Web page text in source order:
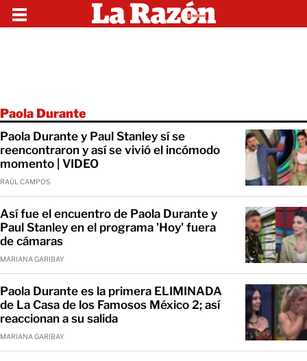
Paola Durante
Paola Durante y Paul Stanley sí se
reencontraron y así se vivió el incómodo
momento | VIDEO
RAÚL CAMPOS
Así fue el encuentro de Paola Durante y
Paul Stanley en el programa 'Hoy' fuera
de cámaras
MARIANA GARIBAY
Paola Durante es la primera ELIMINADA
de La Casa de los Famosos México 2; así
reaccionan a su salida
MARIANA GARIBAY